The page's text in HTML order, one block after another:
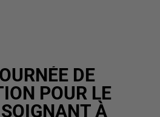
DE
POUR LE
À